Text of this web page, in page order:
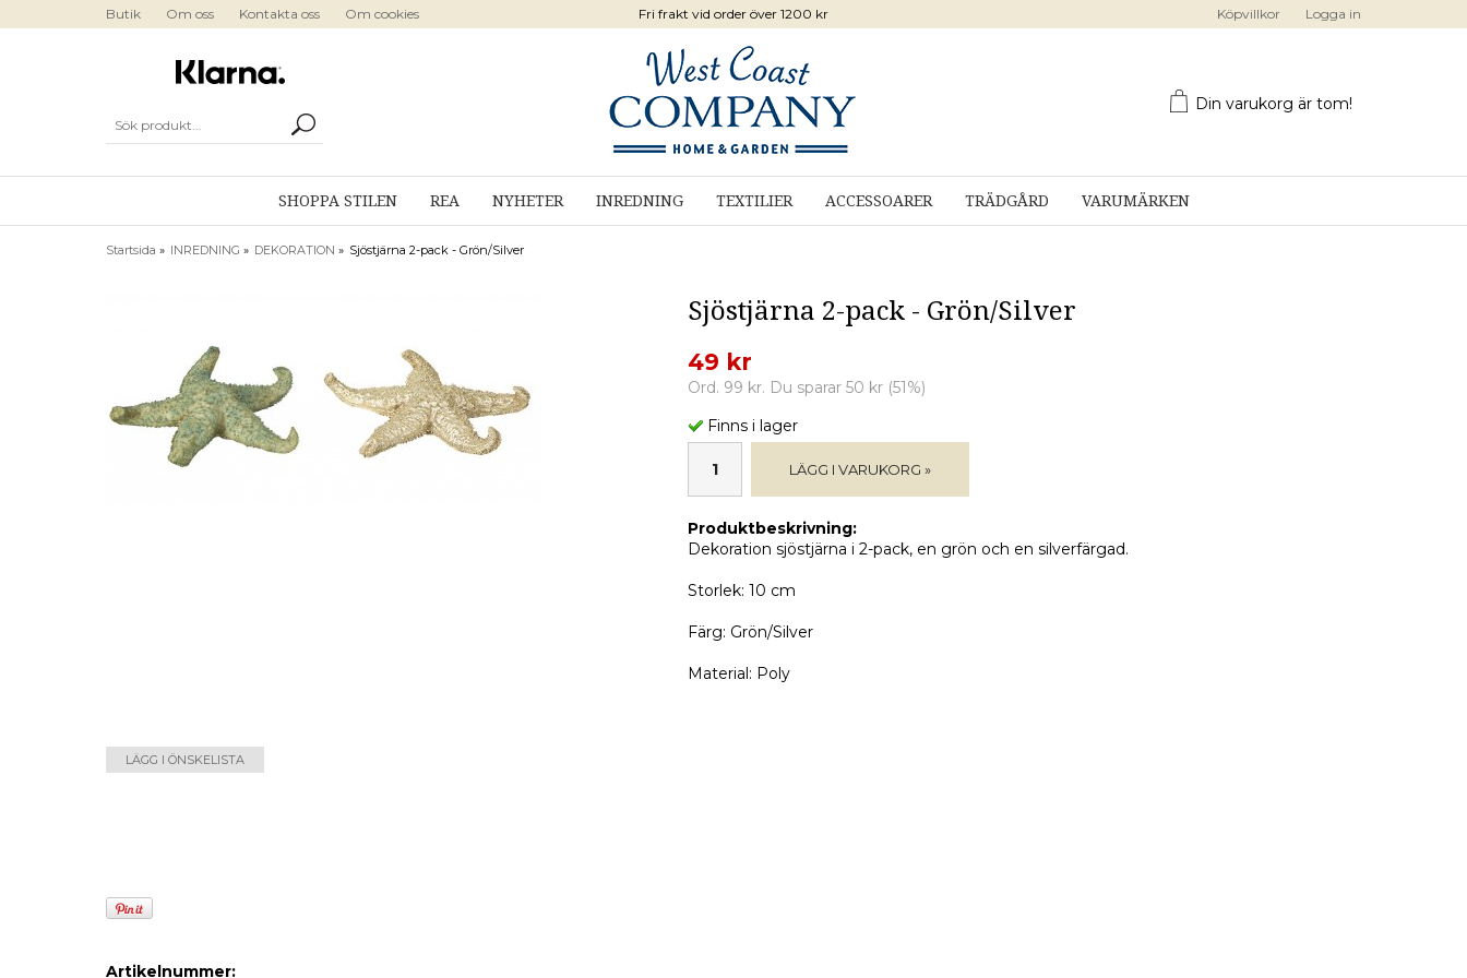
Butik Om oss Kontakta oss Om cookies Köpvillkor Logga in
Fri frakt vid order över 1200 kr
Din varukorg är tom!
SHOPPA STILEN REA NYHETER INREDNING TEXTILIER ACCESSOARER TRÄDGÅRD VARUMÄRKEN
Startsida » INREDNING » DEKORATION » Sjöstjärna 2-pack - Grön/Silver
LÄGG I ÖNSKELISTA
Artikelnummer:
Sjöstjärna 2-pack - Grön/Silver
49 kr
Ord. 99 kr. Du sparar 50 kr (51%)
Finns i lager
LÄGG I VARUKORG »
Produktbeskrivning:
Dekoration sjöstjärna i 2-pack, en grön och en silverfärgad.
Storlek: 10 cm
Färg: Grön/Silver
Material: Poly